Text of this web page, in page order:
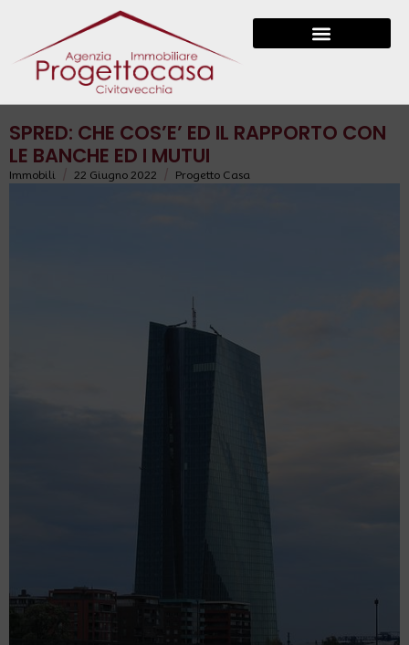
SPRED: CHE COS’E’ ED IL RAPPORTO CON
LE BANCHE ED I MUTUI
Immobili 22 Giugno 2022 Progetto Casa